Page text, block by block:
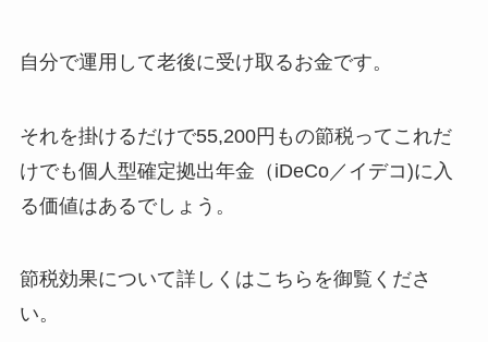
自分で運用して老後に受け取るお金です。
それを掛けるだけで55,200円もの節税ってこれだ
けでも個人型確定拠出年金（iDeCo／イデコ)に入
る価値はあるでしょう。
節税効果について詳しくはこちらを御覧くださ
い。